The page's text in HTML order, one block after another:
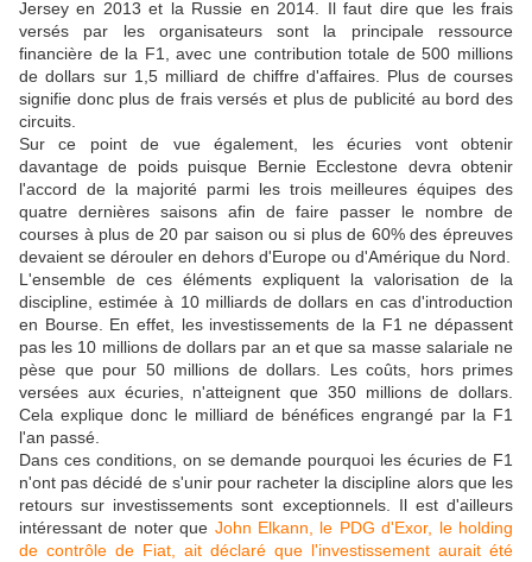
Jersey en 2013 et la Russie en 2014. Il faut dire que les frais
versés par les organisateurs sont la principale ressource
financière de la F1, avec une contribution totale de 500 millions
de dollars sur 1,5 milliard de chiffre d'affaires. Plus de courses
signifie donc plus de frais versés et plus de publicité au bord des
circuits.
Sur ce point de vue également, les écuries vont obtenir
davantage de poids puisque Bernie Ecclestone devra obtenir
l'accord de la majorité parmi les trois meilleures équipes des
quatre dernières saisons afin de faire passer le nombre de
courses à plus de 20 par saison ou si plus de 60% des épreuves
devaient se dérouler en dehors d'Europe ou d'Amérique du Nord.
L'ensemble de ces éléments expliquent la valorisation de la
discipline, estimée à 10 milliards de dollars en cas d'introduction
en Bourse. En effet, les investissements de la F1 ne dépassent
pas les 10 millions de dollars par an et que sa masse salariale ne
pèse que pour 50 millions de dollars. Les coûts, hors primes
versées aux écuries, n'atteignent que 350 millions de dollars.
Cela explique donc le milliard de bénéfices engrangé par la F1
l'an passé.
Dans ces conditions, on se demande pourquoi les écuries de F1
n'ont pas décidé de s'unir pour racheter la discipline alors que les
retours sur investissements sont exceptionnels. Il est d'ailleurs
intéressant de noter que John Elkann, le PDG d'Exor, le holding
de contrôle de Fiat, ait déclaré que l'investissement aurait été